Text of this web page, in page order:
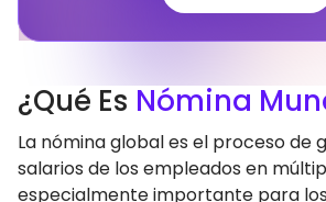
¿Qué Es Nómina
La nómina global es el proceso de
salarios de los empleados en
especialmente importante para